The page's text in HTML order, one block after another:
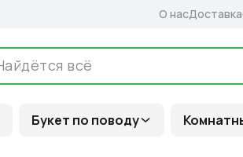
Букет по поводу
О насДоставка